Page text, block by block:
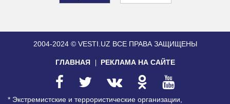
2004-2024 © VESTI.UZ ВСЕ ПРАВА ЗАЩИЩЕНЫ
ГЛАВНАЯ РЕКЛАМА НА САЙТЕ
* Экстремистские и террористические организации,